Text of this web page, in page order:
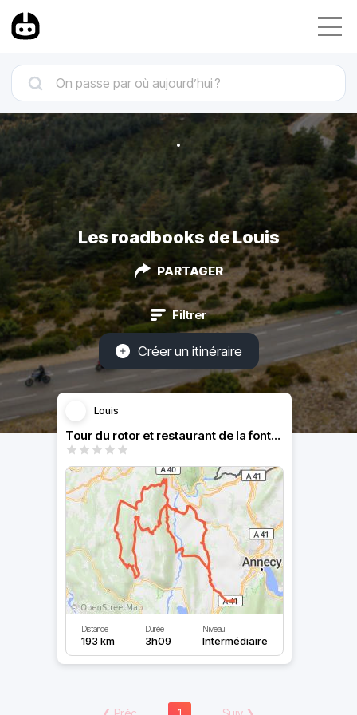
Les roadbooks de Louis
PARTAGER
Filtrer
Créer un itinéraire
Louis
Tour du rotor et restaurant de la fontaine
Distance
193 km
Durée
3h09
Niveau
Intermédiaire